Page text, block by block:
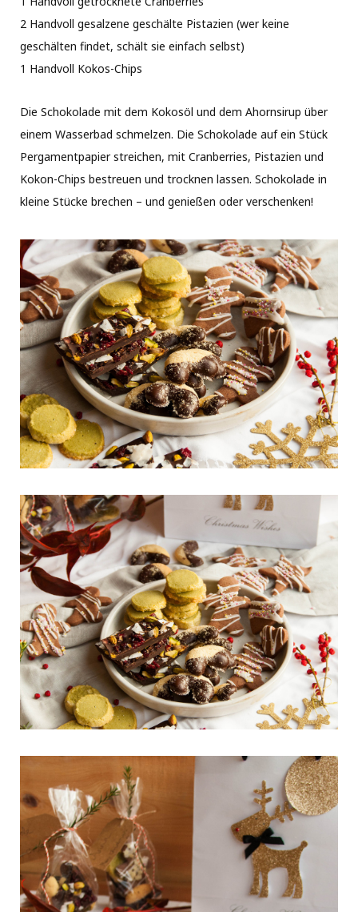
2 Handvoll gesalzene geschälte Pistazien (wer keine
geschälten findet, schält sie einfach selbst)
1 Handvoll Kokos-Chips
Die Schokolade mit dem Kokosöl und dem Ahornsirup über
einem Wasserbad schmelzen. Die Schokolade auf ein Stück
Pergamentpapier streichen, mit Cranberries, Pistazien und
Kokon-Chips bestreuen und trocknen lassen. Schokolade in
kleine Stücke brechen – und genießen oder verschenken!